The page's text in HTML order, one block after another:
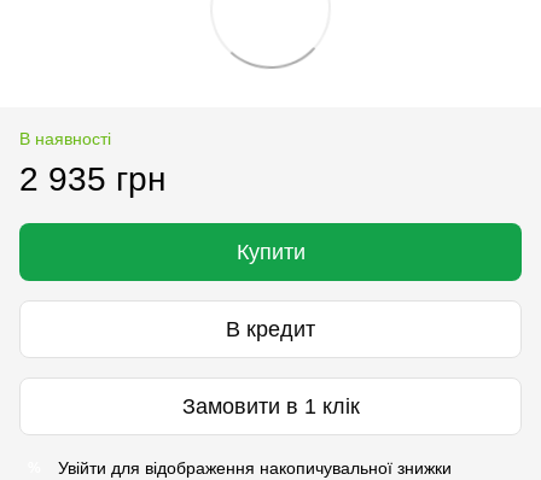
В наявності
2 935 грн
Купити
В кредит
Замовити в 1 клік
Увійти для відображення накопичувальної знижки